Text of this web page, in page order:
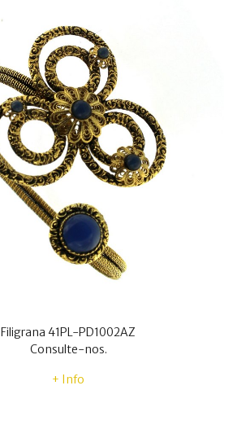
Filigrana 41PL-PD1002AZ
Consulte-nos.
+ Info